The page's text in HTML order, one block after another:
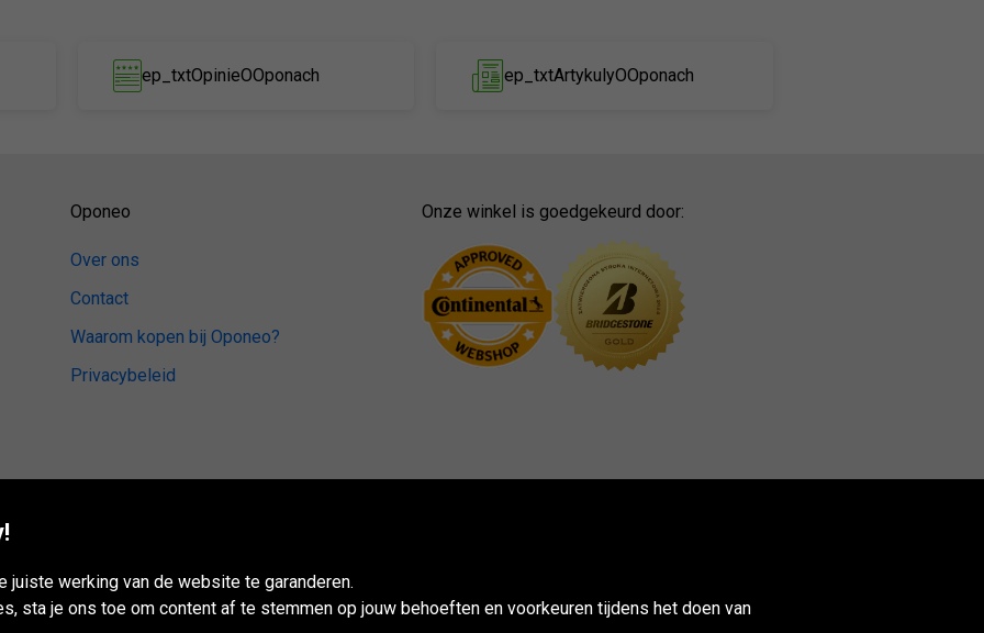
ep_txtOpinieOOponach ep_txtArtykulyOOponach
Oponeo
Over ons
Contact
Waarom kopen bij Oponeo?
Privacybeleid
Onze winkel is goedgekeurd door:
juiste werking van de website te garanderen.
sta je ons toe om content af te stemmen op jouw behoeften en voorkeuren tijdens het doen van